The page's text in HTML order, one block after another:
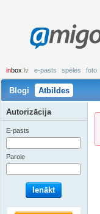
inbox .lv e-pasts spēles foto
Blogi Atbildes
Autorizācija
E-pasts
Parole
Ienākt